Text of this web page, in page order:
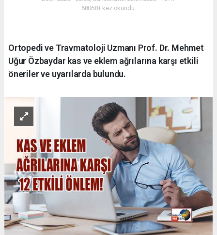
68068+ kez okundu.
Ortopedi ve Travmatoloji Uzmanı Prof. Dr. Mehmet
Uğur Özbaydar kas ve eklem ağrılarına karşı etkili
öneriler ve uyarılarda bulundu.